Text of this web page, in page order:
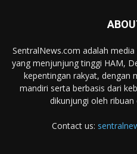
SentralNews.com adalah
yang menjunjung tinggi HAM,
kepentingan rakyat, dengan
mandiri serta berbasis dari
dikunjungi oleh
Contact us: